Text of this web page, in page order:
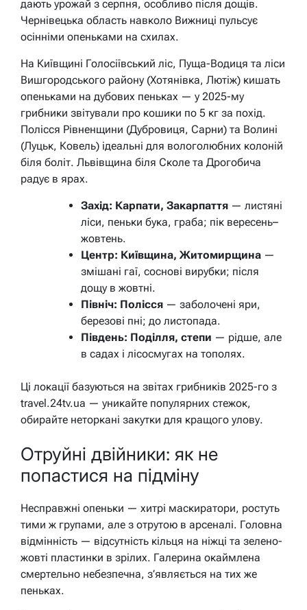
дають урожай з серпня, особливо після дощів.
Чернівецька область навколо Вижниці пульсує
осінніми опеньками на схилах.
На Київщині Голосіївський ліс, Пуща-Водиця та ліси
Вишгородського району (Хотянівка, Лютіж) кишать
опеньками на дубових пеньках — у 2025-му
грибники звітували про кошики по 5 кг за похід.
Полісся Рівненщини (Дубровиця, Сарни) та Волині
(Луцьк, Ковель) ідеальні для вологолюбних колоній
біля боліт. Львівщина біля Сколе та Дрогобича
радує в ярах.
Захід: Карпати, Закарпаття — листяні
ліси, пеньки бука, граба; пік вересень–
жовтень.
Центр: Київщина, Житомирщина —
змішані гаї, соснові вирубки; після
дощу в жовтні.
Північ: Полісся — заболочені яри,
березові пні; до листопада.
Південь: Поділля, степи — рідше, але
в садах і лісосмугах на тополях.
Ці локації базуються на звітах грибників 2025-го з
travel.24tv.ua — уникайте популярних стежок,
обирайте неторкані закутки для кращого улову.
Отруйні двійники: як не
попастися на підміну
Несправжні опеньки — хитрі маскиратори, ростуть
тими ж групами, але з отрутою в арсеналі. Головна
відмінність — відсутність кільця на ніжці та зелено-
жовті пластинки в зрілих. Галерина окаймлена
смертельно небезпечна, з’являється на тих же
пеньках.